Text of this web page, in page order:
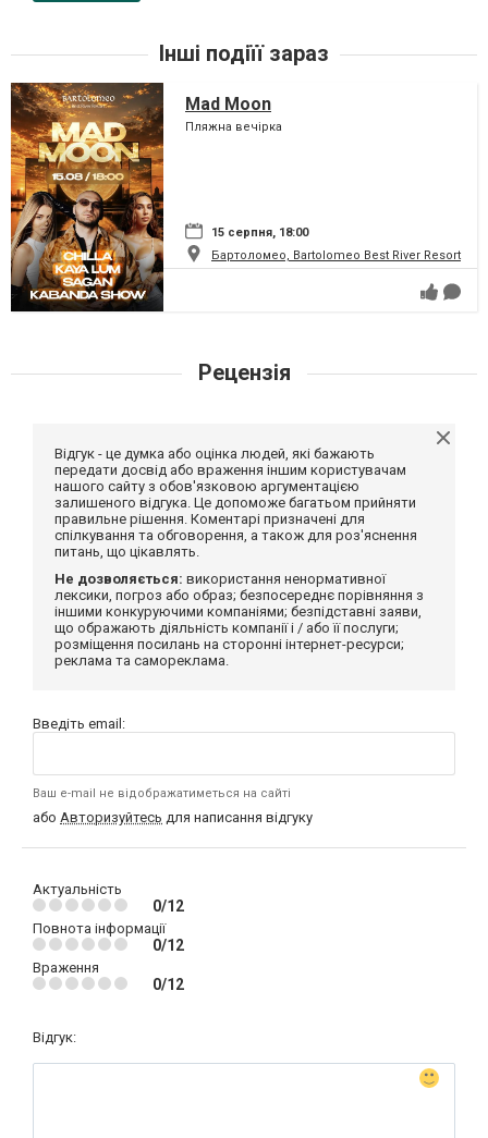
Інші подіїї зараз
Mad Moon
Пляжна вечірка
15 серпня, 18:00
Бартоломео, Bartolomeo Best River Resort
Рецензія
Відгук - це думка або оцінка людей, які бажають
передати досвід або враження іншим користувачам
нашого сайту з обов'язковою аргументацією
залишеного відгука. Це допоможе багатьом прийняти
правильне рішення. Коментарі призначені для
спілкування та обговорення, а також для роз'яснення
питань, що цікавлять.
Не дозволяється: використання ненормативної
лексики, погроз або образ; безпосереднє порівняння з
іншими конкуруючими компаніями; безпідставні заяви,
що ображають діяльність компанії і / або її послуги;
розміщення посилань на сторонні інтернет-ресурси;
реклама та самореклама.
Введіть email:
Ваш e-mail не відображатиметься на сайті
або Авторизуйтесь для написання відгуку
Актуальність
0/12
Повнота інформації
0/12
Враження
0/12
Відгук: